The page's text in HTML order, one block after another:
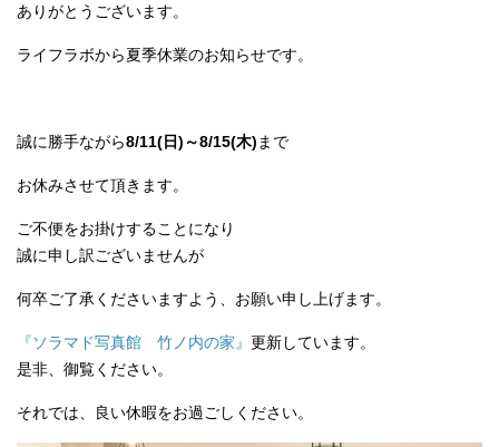
ありがとうございます。
ライフラボから夏季休業のお知らせです。
誠に勝手ながら8/11(日)～8/15(木) まで
お休みさせて頂きます。
ご不便をお掛けすることになり
誠に申し訳ございませんが
何卒ご了承くださいますよう、お願い申し上げます。
『ソラマド写真館 竹ノ内の家』 更新しています。
是非、御覧ください。
それでは、良い休暇をお過ごしください。